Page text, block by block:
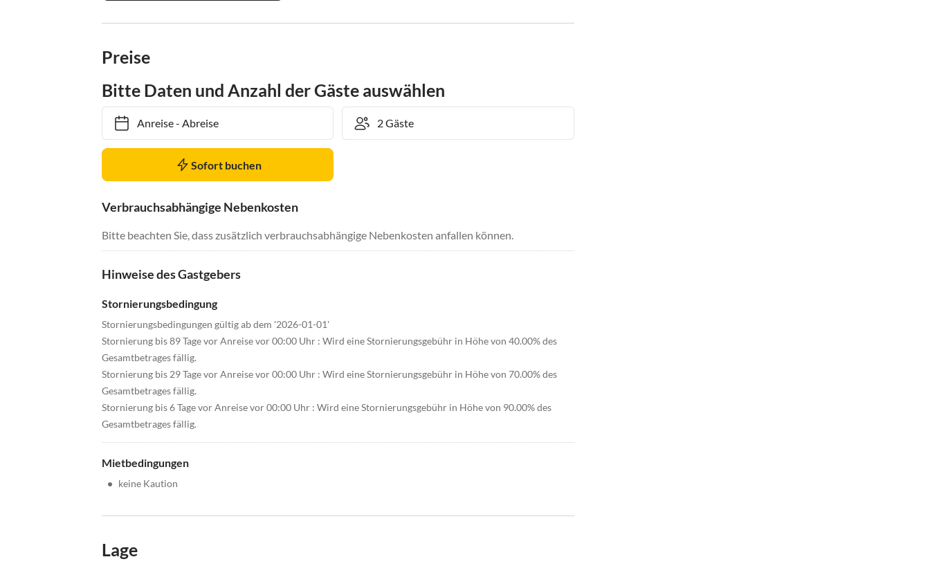
Preise
Bitte Daten und Anzahl der Gäste auswählen
Anreise- Abreise
Sofort buchen
Verbrauchsabhängige Nebenkosten
Bitte beachten Sie, dass zusätzlich verbrauchsabhängige Nebenkosten anfallen können.
Hinweise des Gastgebers
Stornierungsbedingung
Stornierungsbedingungen gültig ab dem '2026-01-01'
Stornierung bis 89 Tage vor Anreise vor 00:00 Uhr : Wird eine Stornierungsgebühr in Höhe von 40.00% des
Gesamtbetrages fällig.
Stornierung bis 29 Tage vor Anreise vor 00:00 Uhr : Wird eine Stornierungsgebühr in Höhe von 70.00% des
Gesamtbetrages fällig.
Stornierung bis 6 Tage vor Anreise vor 00:00 Uhr : Wird eine Stornierungsgebühr in Höhe von 90.00% des
Gesamtbetrages fällig.
Mietbedingungen
• keine Kaution
Lage